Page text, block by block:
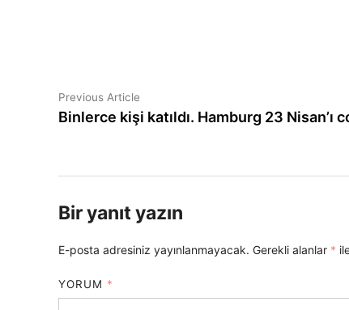
Yazı
gezinmesi
Previous Article
article:
Binlerce kişi katıldı. Hamburg 23 Nisan’ı
Bir yanıt yazın
E-posta adresiniz yayınlanmayacak. Gerekli alanlar *
YORUM *